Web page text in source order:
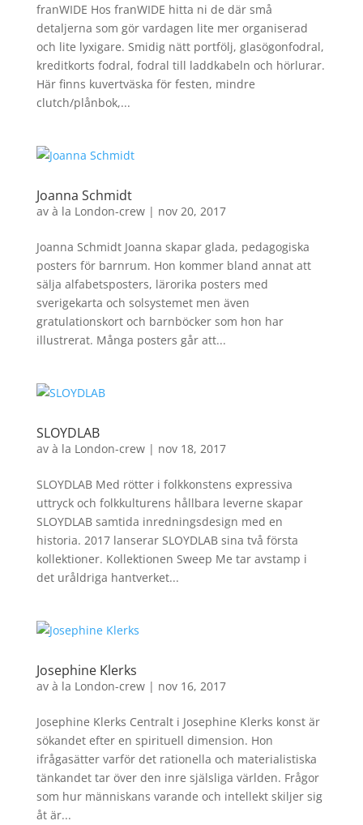
franWIDE Hos franWIDE hitta ni de där små
detaljerna som gör vardagen lite mer organiserad
och lite lyxigare. Smidig nätt portfölj, glasögonfodral,
kreditkorts fodral, fodral till laddkabeln och hörlurar.
Här finns kuvertväska för festen, mindre
clutch/plånbok,...
Joanna Schmidt
av à la London-crew| nov 20, 2017
Joanna Schmidt Joanna skapar glada, pedagogiska
posters för barnrum. Hon kommer bland annat att
sälja alfabetsposters, lärorika posters med
sverigekarta och solsystemet men även
gratulationskort och barnböcker som hon har
illustrerat. Många posters går att...
SLOYDLAB
av à la London-crew| nov 18, 2017
SLOYDLAB Med rötter i folkkonstens expressiva
uttryck och folkkulturens hållbara leverne skapar
SLOYDLAB samtida inredningsdesign med en
historia. 2017 lanserar SLOYDLAB sina två första
kollektioner. Kollektionen Sweep Me tar avstamp i
det uråldriga hantverket...
Josephine Klerks
av à la London-crew| nov 16, 2017
Josephine Klerks Centralt i Josephine Klerks konst är
sökandet efter en spirituell dimension. Hon
ifrågasätter varför det rationella och materialistiska
tänkandet tar över den inre själsliga världen. Frågor
som hur människans varande och intellekt skiljer sig
åt är...